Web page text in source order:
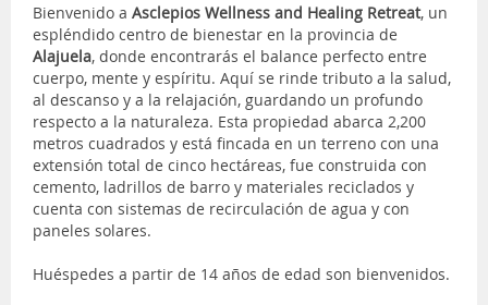
Bienvenido a Asclepios Wellness and Healing Retreat, un
espléndido centro de bienestar en la provincia de
Alajuela, donde encontrarás el balance perfecto entre
cuerpo, mente y espíritu. Aquí se rinde tributo a la salud,
al descanso y a la relajación, guardando un profundo
respecto a la naturaleza. Esta propiedad abarca 2,200
metros cuadrados y está fincada en un terreno con una
extensión total de cinco hectáreas, fue construida con
cemento, ladrillos de barro y materiales reciclados y
cuenta con sistemas de recirculación de agua y con
paneles solares.
Huéspedes a partir de 14 años de edad son bienvenidos.